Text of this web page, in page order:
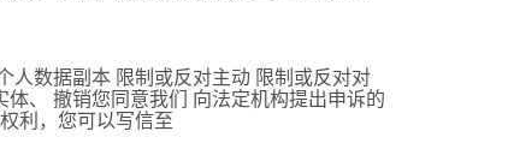
人数据副本 限制或反对主动 限制或反对对
、 撤销您同意我们 向法定机构提出申诉的
利，您可以写信至